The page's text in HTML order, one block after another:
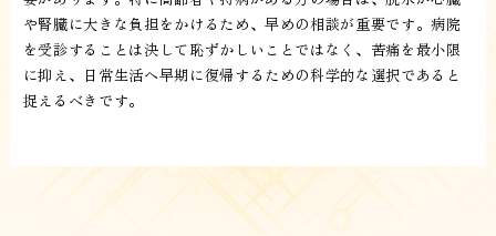
や腎臓に大きな負担をかけるため、早めの相談が重要です。病院
を受診することは決して恥ずかしいことではなく、苦痛を最小限
に抑え、日常生活へ早期に復帰するための科学的な選択であると
捉えるべきです。